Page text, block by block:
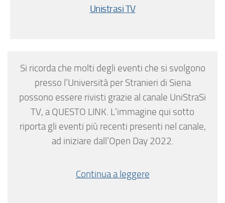
Unistrasi TV
Si ricorda che molti degli eventi che si svolgono
presso l’Università per Stranieri di Siena
possono essere rivisti grazie al canale UniStraSi
TV, a QUESTO LINK. L’immagine qui sotto
riporta gli eventi più recenti presenti nel canale,
ad iniziare dall’Open Day 2022.
Continua a leggere